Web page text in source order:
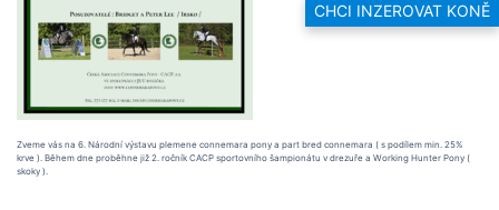
CHCI INZEROVAT KONĚ
Zveme vás na 6. Národní výstavu plemene connemara pony a part bred connemara ( s podílem min. 25%
krve ). Během dne proběhne již 2. ročník CACP sportovního šampionátu v drezuře a Working Hunter Pony (
skoky ).